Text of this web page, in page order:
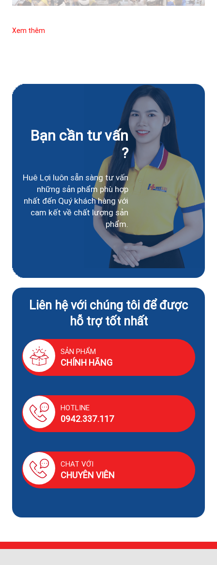
Xem thêm
Bạn cần tư vấn
?
Huê Lợi luôn sẵn sàng tư vấn
những sản phẩm phù hợp
nhất đến Quý khách hàng với
cam kết về chất lượng sản
phẩm.
Liên hệ với chúng tôi để được
hỗ trợ tốt nhất
SẢN PHẨM
CHÍNH HÃNG
HOTLINE
0942.337.117
CHAT VỚI
CHUYÊN VIÊN